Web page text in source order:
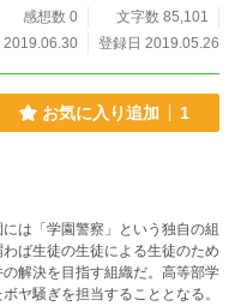
感想数 0
文字数 85,101
2019.06.30
登録日 2019.05.26
お気に入り追加 1
は「学園警察」という独自の組
ば生徒の生徒による生徒のため
解決を目指す組織だ。高等部学
ヤ騒ぎを担当することとなる。